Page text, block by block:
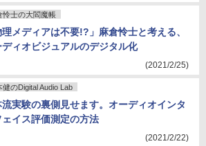
怜士の大閻魔帳
理メディアは不要!?」麻倉怜士と考える、
ディオビジュアルのデジタル化
(2021/2/25)
健のDigital Audio Lab
実験の裏側見せます。オーディオインタ
ェイス評価測定の方法
(2021/2/22)